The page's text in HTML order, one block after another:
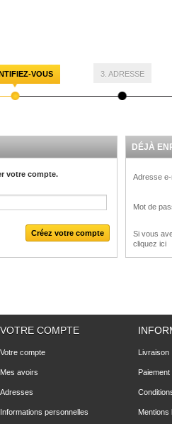
VOUS 3. ADRESSE
votre compte.
DÉJÀ
Adresse e-
Mot de
Si vous
cliquez ici
VOTRE COMPTE
Votre compte
Mes avoirs
Adresses
Informations personnelles
Livraison
Mentions